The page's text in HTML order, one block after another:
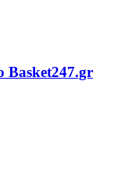
Basket247.gr